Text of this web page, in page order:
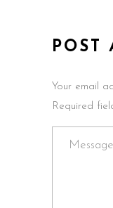
POST
Your email
Required